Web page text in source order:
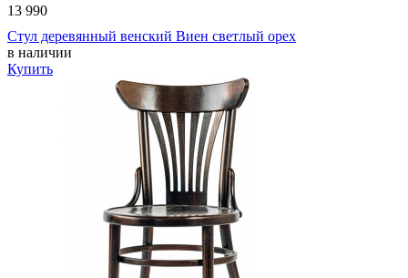
13 990
Стул деревянный венский Виен светлый орех
в наличии
Купить